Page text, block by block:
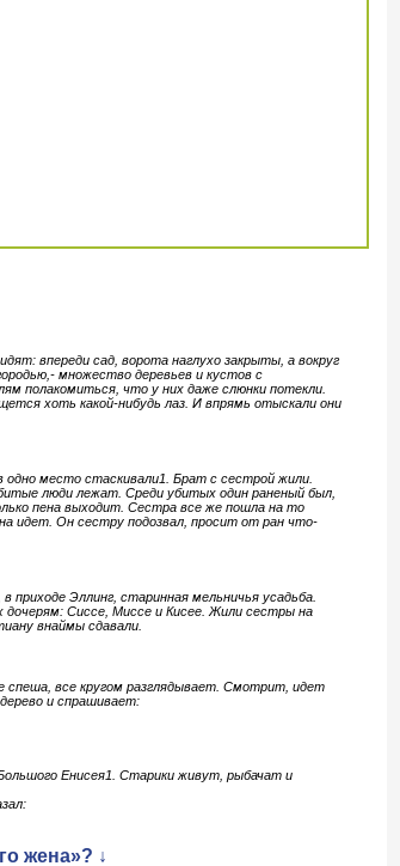
впереди сад, ворота наглухо закрыты, а вокруг
множество деревьев и кустов с
полакомиться, что у них даже слюнки потекли.
хоть какой-нибудь лаз. И впрямь отыскали они
место стаскивали1. Брат с сестрой жили.
люди лежат. Среди убитых один раненый был,
пена выходит. Сестра все же пошла на то
идет. Он сестру подозвал, просит от ран что-
Эллинг, старинная мельничья усадьба.
дочерям: Сиссе, Миссе и Кисее. Жили сестры на
внаймы сдавали.
все кругом разглядывает. Смотрит, идет
и спрашивает:
Енисея1. Старики живут, рыбачат и
жена»? ↓